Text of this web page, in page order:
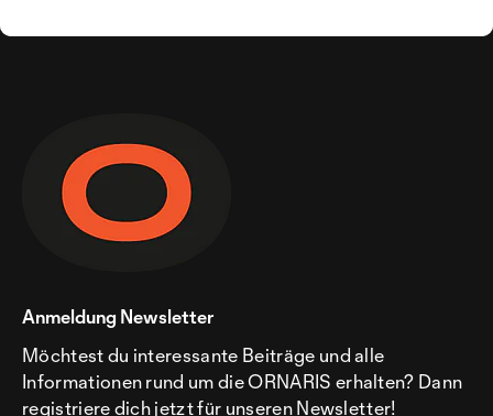
Anmeldung Newsletter
Möchtest du interessante Beiträge und alle
Informationen rund um die ORNARIS erhalten? Dann
registriere dich jetzt für unseren Newsletter!